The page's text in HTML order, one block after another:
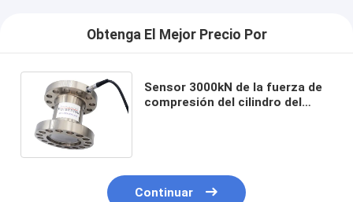
Obtenga El Mejor Precio Por
Sensor 3000kN de la fuerza de
compresión del cilindro del
Continuar